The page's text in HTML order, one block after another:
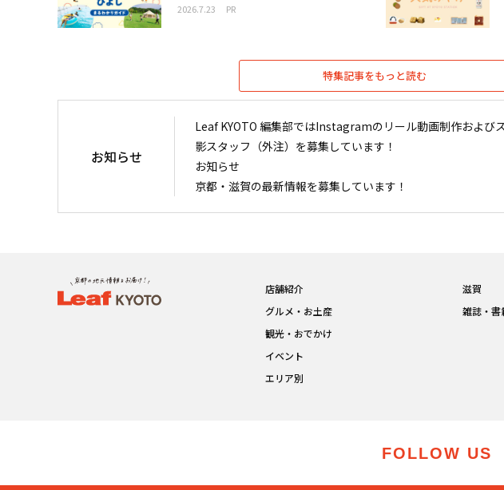
2026.7.23 PR
特集記事をもっと読む
お知らせ
Leaf KYOTO 編集部ではInstagramのリール動画制作および
影スタッフ（外注）を募集しています！
お知らせ
京都・滋賀の最新情報を募集しています！
店舗紹介
グルメ・お土産
観光・おでかけ
イベント
エリア別
滋賀
雑誌・書
FOLLOW US